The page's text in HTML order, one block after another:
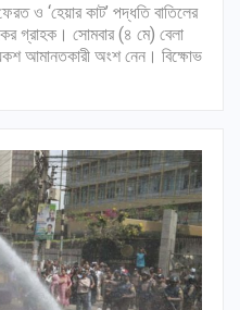
ও ‘হেয়ার কাট’ পদ্ধতি বাতিলের
গ্রাহক। সোমবার (৪ মে) বেলা
আমানতকারী অংশ নেন। বিক্ষোভ